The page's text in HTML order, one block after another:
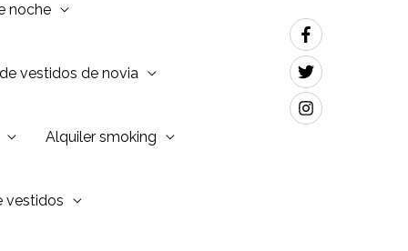
noche
vestidos de novia
Alquiler smoking
vestidos